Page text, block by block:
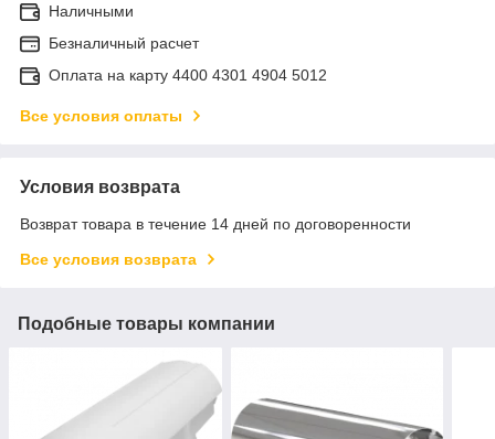
Наличными
Безналичный расчет
Оплата на карту 4400 4301 4904 5012
Все условия оплаты
Условия возврата
Возврат товара в течение 14 дней по договоренности
Все условия возврата
Подобные товары компании